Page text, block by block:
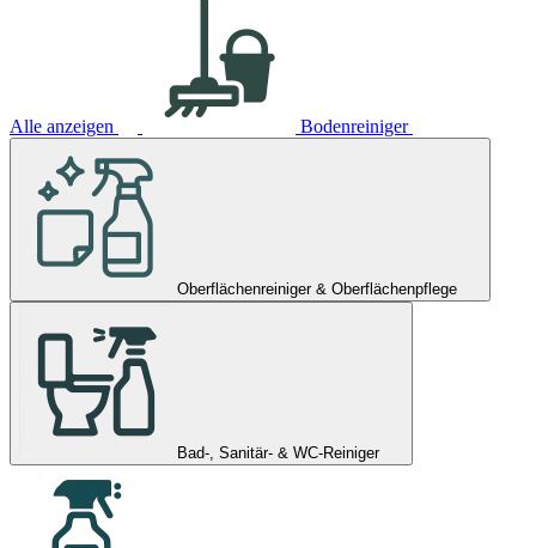
Alle anzeigen Bodenreiniger
Oberflächenreiniger & Oberflächenpflege
Bad-, Sanitär- & WC-Reiniger